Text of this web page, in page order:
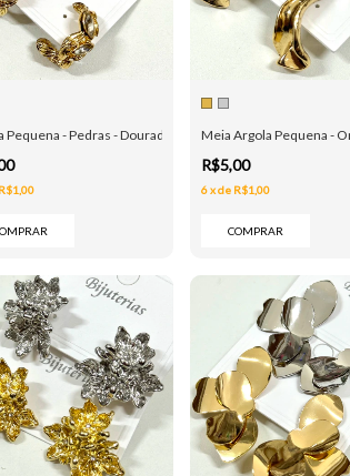
e Prata
Pequena - Pedras - Dourado e Prata
R$1,00
Meia Argola Pequena -
R$5,00
6 xde R$1,00
COMPRAR